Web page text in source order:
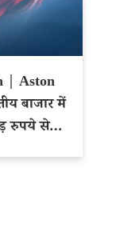
बाजार में
रुपये से